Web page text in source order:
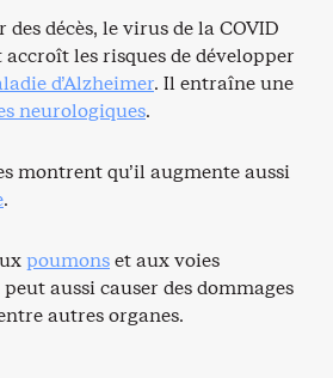
décès, le virus de la COVID
les risques de développer
d’Alzheimer. Il entraîne une
neurologiques.
montrent qu’il augmente aussi
.
poumonset aux voies
aussi causer des dommages
autres organes.